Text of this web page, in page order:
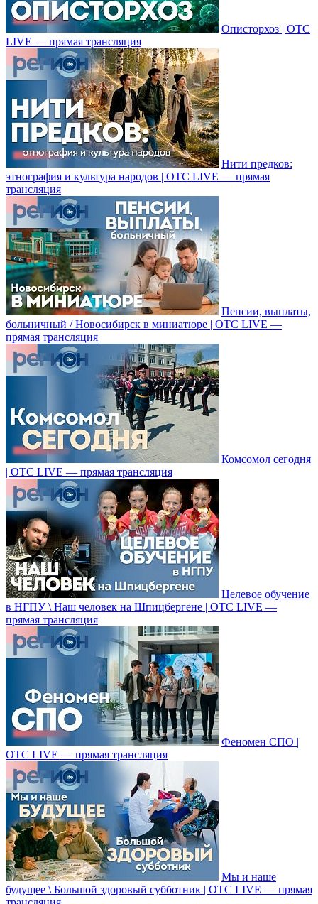
Описторхоз | ОТС
LIVE — прямая трансляция
Нити предков:
этнография и культура народов | ОТС LIVE — прямая
трансляция
Пенсии, выплаты,
больничный / Новосибирск в миниатюре | ОТС LIVE —
прямая трансляция
Комсомол сегодня
| ОТС LIVE — прямая трансляция
Целевое обучение
в НГПУ \ Наш человек на Шпицбергене | ОТС LIVE —
прямая трансляция
Феномен СПО |
ОТС LIVE — прямая трансляция
Мы и наше
будущее \ Большой здоровый субботник | ОТС LIVE — прямая